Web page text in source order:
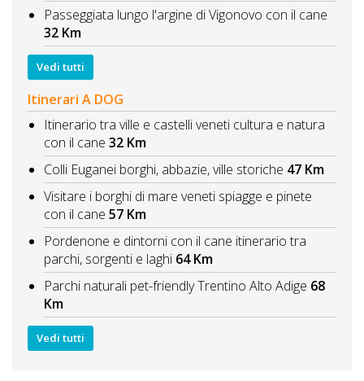
Passeggiata lungo l'argine di Vigonovo con il cane
32 Km
Vedi tutti
Itinerari A DOG
Itinerario tra ville e castelli veneti cultura e natura
con il cane 32 Km
Colli Euganei borghi, abbazie, ville storiche 47 Km
Visitare i borghi di mare veneti spiagge e pinete
con il cane 57 Km
Pordenone e dintorni con il cane itinerario tra
parchi, sorgenti e laghi 64 Km
Parchi naturali pet-friendly Trentino Alto Adige 68
Km
Vedi tutti